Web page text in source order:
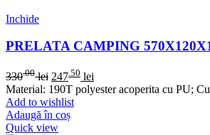
Inchide
PRELATA CAMPING
330.00 lei 247.50 lei
Material: 190T polyester acoperita cu PU;
Add to wishlist
Adaugă în coș
Quick view